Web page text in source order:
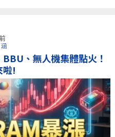
、無人機集體點火！
啦!